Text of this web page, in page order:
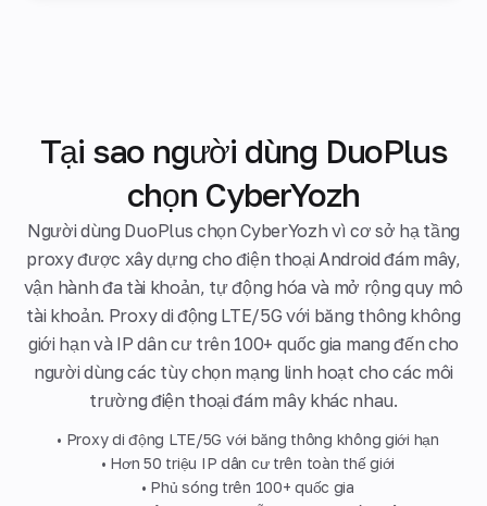
Tại sao người dùng DuoPlus
chọn CyberYozh
Người dùng DuoPlus chọn CyberYozh vì cơ sở hạ tầng
proxy được xây dựng cho điện thoại Android đám mây,
vận hành đa tài khoản, tự động hóa và mở rộng quy mô
tài khoản. Proxy di động LTE/5G với băng thông không
giới hạn và IP dân cư trên 100+ quốc gia mang đến cho
người dùng các tùy chọn mạng linh hoạt cho các môi
trường điện thoại đám mây khác nhau.
• Proxy di động LTE/5G với băng thông không giới hạn
• Hơn 50 triệu IP dân cư trên toàn thế giới
• Phủ sóng trên 100+ quốc gia